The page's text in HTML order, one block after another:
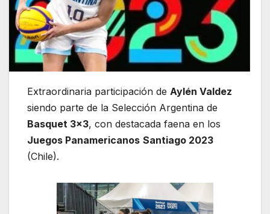
Extraordinaria participación de Aylén Valdez
siendo parte de la Selección Argentina de
Basquet 3×3, con destacada faena en los
Juegos Panamericanos Santiago 2023
(Chile).